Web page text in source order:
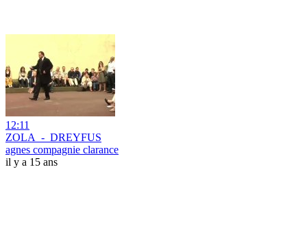
12:11
ZOLA_-_DREYFUS
agnes compagnie clarance
il y a 15 ans